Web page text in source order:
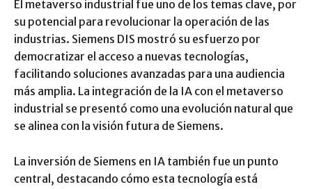
El metaverso industrial fue uno de los temas clave, por
su potencial para revolucionar la operación de las
industrias. Siemens DIS mostró su esfuerzo por
democratizar el acceso a nuevas tecnologías,
facilitando soluciones avanzadas para una audiencia
más amplia. La integración de la IA con el metaverso
industrial se presentó como una evolución natural que
se alinea con la visión futura de Siemens.
La inversión de Siemens en IA también fue un punto
central, destacando cómo esta tecnología está